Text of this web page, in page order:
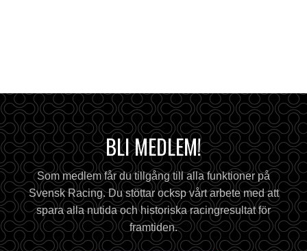
BLI MEDLEM!
Som medlem får du tillgång till alla funktioner på
Svensk Racing. Du stöttar ocksp vårt arbete med att
spara alla nutida och historiska racingresultat för
framtiden.